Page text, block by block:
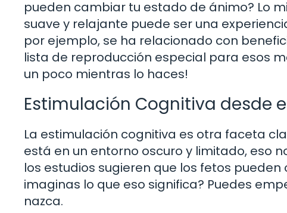
pueden cambiar tu estado de ánimo? Lo
suave y relajante puede ser una
por ejemplo, se ha relacionado con
lista de reproducción especial para esos
un poco mientras lo haces!
Estimulación Cognitiva desde
La estimulación cognitiva es otra faceta
está en un entorno oscuro y limitado, eso
los estudios sugieren que los fetos
imaginas lo que eso significa? Puedes
nazca.